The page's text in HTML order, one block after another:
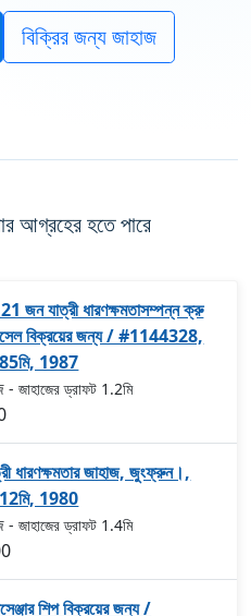
বিক্রির জন্য জাহাজ
আগ্রহের হতে পারে
জন যাত্রী ধারণক্ষমতাসম্পন্ন ক্রু
বিক্রয়ের জন্য / #1144328,
1987
- জাহাজের ড্রাফট 1.2মি
ধারণক্ষমতার জাহাজ, জুংফ্রুন।,
1980
- জাহাজের ড্রাফট 1.4মি
শিপ বিক্রয়ের জন্য /